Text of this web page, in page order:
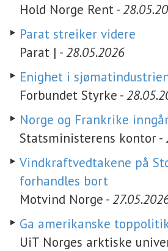
Hold Norge Rent -
Parat streiker videre
Parat | -28.05.2026
Enighet i
Forbundet Styrke -
Norge og Frankrike
Statsministerens kontor -
Vindkraftvedtakene på
forhandles bort
Motvind Norge -
Ga amerikanske
UiT Norges arktiske